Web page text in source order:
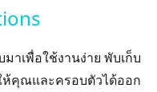
าเพื่อใช้งานง่าย พับเก็บ
คุณและครอบตัวได้ออก